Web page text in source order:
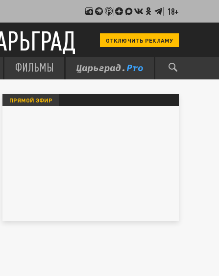
18+
ОТКЛЮЧИТЬ РЕКЛАМУ
ФИЛЬМЫ
ПРЯМОЙ ЭФИР